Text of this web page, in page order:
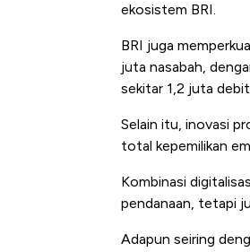
ekosistem BRI.
BRI juga
juta nasabah,
sekitar 1,2 juta
Selain itu, inovasi
total kepemilikan
Kombinasi
pendanaan, tetapi
Adapun seiring